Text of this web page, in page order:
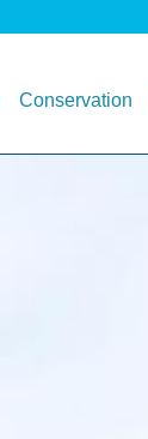
Conservation